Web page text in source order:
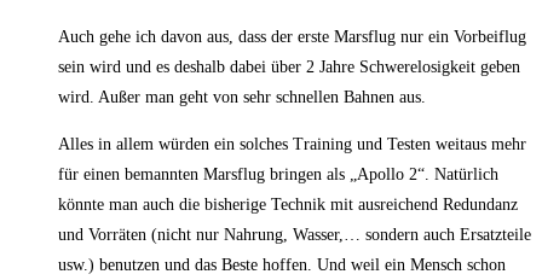
Auch gehe ich davon aus, dass der erste Marsflug nur ein Vorbeiflug
sein wird und es deshalb dabei über 2 Jahre Schwerelosigkeit geben
wird. Außer man geht von sehr schnellen Bahnen aus.
Alles in allem würden ein solches Training und Testen weitaus mehr
für einen bemannten Marsflug bringen als „Apollo 2“. Natürlich
könnte man auch die bisherige Technik mit ausreichend Redundanz
und Vorräten (nicht nur Nahrung, Wasser,… sondern auch Ersatzteile
usw.) benutzen und das Beste hoffen. Und weil ein Mensch schon